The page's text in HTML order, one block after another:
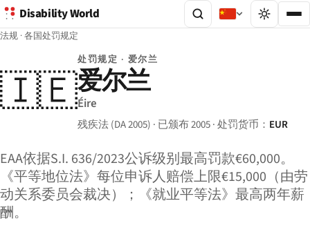
Disability World
法规 ·各国处罚规定
🇮🇪
处罚规定 · 爱尔兰
爱尔兰
Éire
残疾法 (DA 2005) · 已颁布 2005 · 处罚货币： EUR
EAA依据S.I. 636/2023公诉级别最高罚款€60,000。
《平等地位法》每位申诉人赔偿上限€15,000（由劳
动关系委员会裁决）；《就业平等法》最高两年薪
酬。